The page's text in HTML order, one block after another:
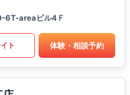
6T-areaビル4Ｆ
ト 体験・相談予約